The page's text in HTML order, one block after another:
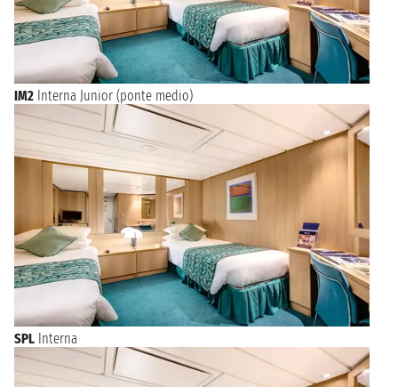
IM2 Interna Junior (ponte medio)
SPL Interna